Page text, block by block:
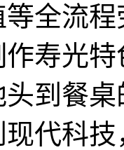
全流
寿光
到餐
代科